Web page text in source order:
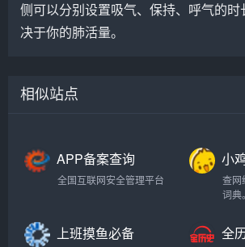
侧可以分别设置吸气、保持、呼气的时
决于你的肺活量。
相似站点
APP备案查询
全国互联网安全管理平台
小
流
鸡
查网
词典
以
当下
上班摸鱼必备
全